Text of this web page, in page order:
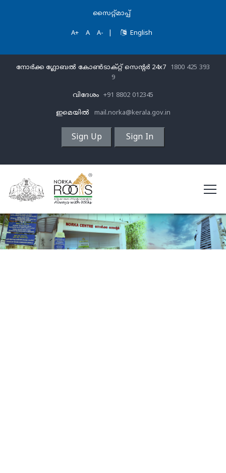
സൈറ്റ്മാപ്പ്
A+ A A- English
നോർക്ക ഗ്ലോബൽ കോൺടാക്റ്റ് സെന്‍റര്‍ 24x7
1800 425 393
9
വിദേശം +91 8802 012345
ഇമെയിൽ mail.norka@kerala.gov.in
Sign Up Sign In